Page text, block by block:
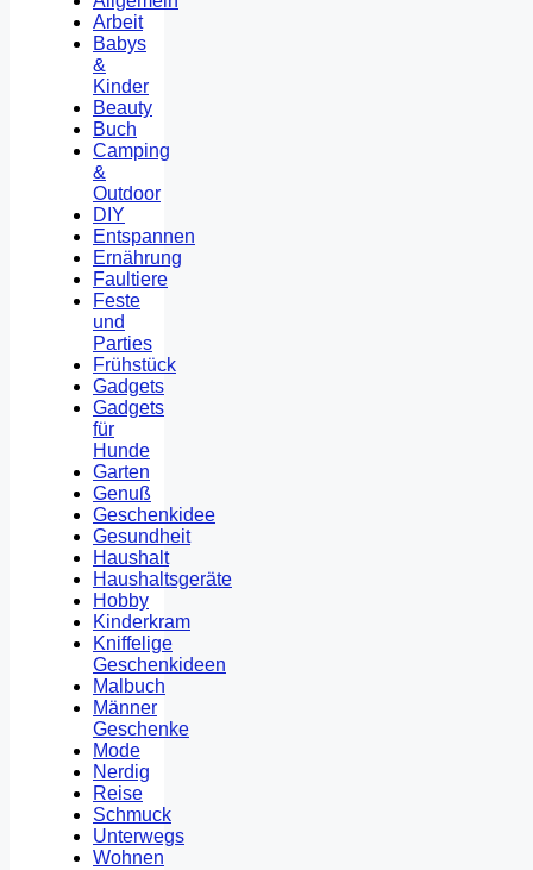
Arbeit
Babys
&
Kinder
Beauty
Buch
Camping
&
Outdoor
DIY
Entspannen
Ernährung
Faultiere
Feste
und
Parties
Frühstück
Gadgets
Gadgets
für
Hunde
Garten
Genuß
Geschenkidee
Gesundheit
Haushalt
Haushaltsgeräte
Hobby
Kinderkram
Kniffelige
Geschenkideen
Malbuch
Männer
Geschenke
Mode
Nerdig
Reise
Schmuck
Unterwegs
Wohnen